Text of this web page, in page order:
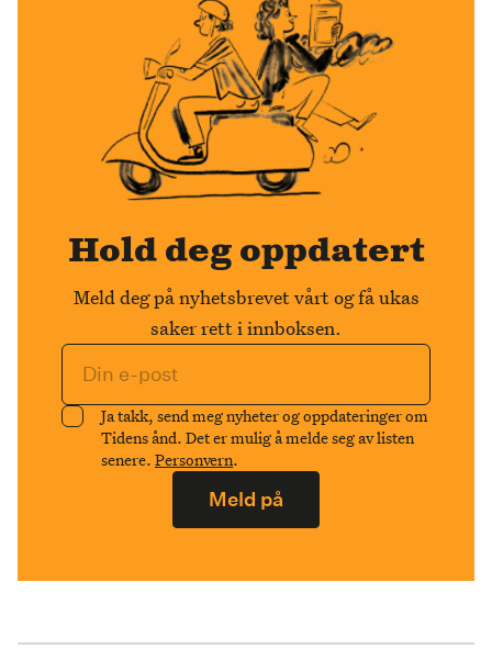
Hold deg oppdatert
Meld deg på nyhetsbrevet vårt og få ukas
saker rett i innboksen.
Ja takk, send meg nyheter og oppdateringer om
Tidens ånd. Det er mulig å melde seg av listen
senere. Personvern.
Meld på